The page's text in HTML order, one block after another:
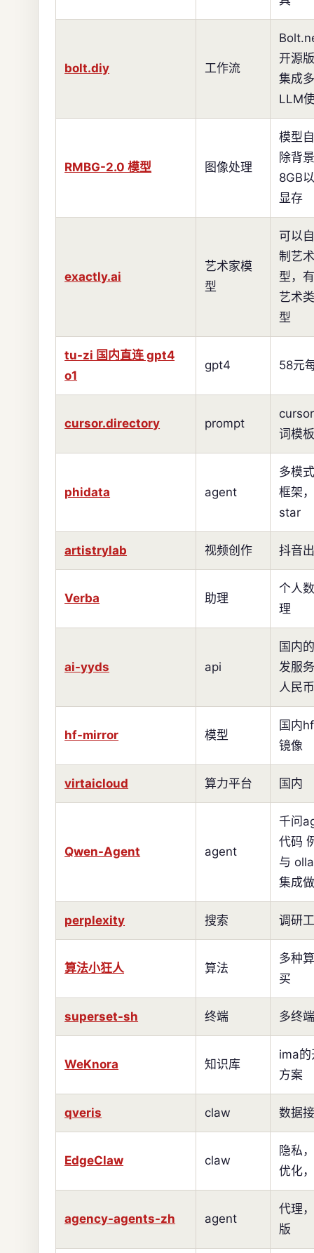
bolt.diy 工作流
开源
集成
LLM
RMBG-2.0 模型 图像处理
模型
除背
8GB
显存
exactly.ai
艺术家模
型
可以
制艺
型，
艺术
型
tu-zi 国内直连 gpt4
o1
gpt4 58元
cursor.directory prompt
词模
phidata agent
多模
框架
star
artistrylab 视频创作 抖音
Verba 助理
个人
理
ai-yyds api
国内
发服
人民
hf-mirror 模型
国内
镜像
virtaicloud 算力平台 国内
Qwen-Agent agent
千问
代码
与
集成
perplexity 搜索 调研
算法小狂人 算法
多种
买
superset-sh 终端 多终
WeKnora 知识库
ima的
方案
qveris claw 数据
EdgeClaw claw
隐私
优化
agency-agents-zh agent
代理
版